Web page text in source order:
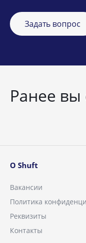
Задать вопрос
Ранее вы
О Shuft
Вакансии
Политика
Реквизиты
Контакты